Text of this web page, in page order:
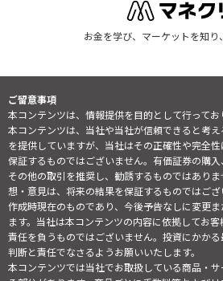
お金を学び、マーケットを知り
ご留意事項
本コンテンツは、情報提供を目的として行ってお
本コンテンツは、当社や当社が信頼できると考
を提供していますが、当社はその正確性や完全
保証するものではございません。有価証券の購入
その他の取引を推奨し、勧誘するものではあり
想・意見は、将来の結果を保証するものではご
作成時現在のものであり、今後予告なしに変更
ます。当社は本コンテンツの内容に依拠してお
責任を負うものではございません。投資にかか
判断と責任でなさるようお願いいたします。
本コンテンツでは当社でお取扱している商品・